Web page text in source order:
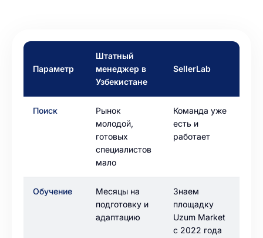
Параметр
Штатный
менеджер в
Узбекистане
SellerLab
Поиск
Рынок
молодой,
готовых
специалистов
мало
Команда уже
есть и
работает
Обучение
Месяцы на
подготовку и
адаптацию
Знаем
площадку
Uzum Market
с 2022 года